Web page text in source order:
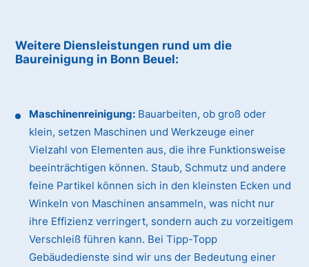
Weitere Diensleistungen rund um die
Baureinigung in Bonn Beuel:
Maschinenreinigung: Bauarbeiten, ob groß oder
klein, setzen Maschinen und Werkzeuge einer
Vielzahl von Elementen aus, die ihre Funktionsweise
beeinträchtigen können. Staub, Schmutz und andere
feine Partikel können sich in den kleinsten Ecken und
Winkeln von Maschinen ansammeln, was nicht nur
ihre Effizienz verringert, sondern auch zu vorzeitigem
Verschleiß führen kann. Bei Tipp-Topp
Gebäudedienste sind wir uns der Bedeutung einer